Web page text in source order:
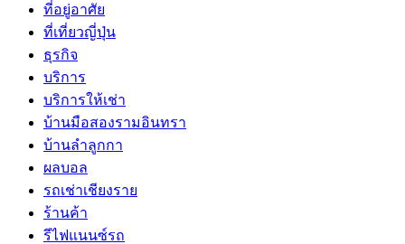
ที่อยู่อาศัย
ที่เที่ยวญี่ปุ่น
ธุรกิจ
บริการ
บริการให้เช่า
บ้านมือสองรามอินทรา
บ้านลำลูกกา
ผลบอล
รถเช่าเชียงราย
ร้านค้า
รีไฟแนนซ์รถ